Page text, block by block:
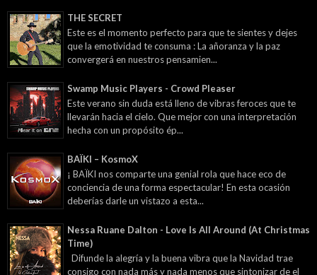
THE SECRET
Este es el momento perfecto para que te sientes y dejes
que la emotividad te consuma : La añoranza y la paz
convergerá en nuestros pensamien...
Swamp Music Players - Crowd Pleaser
Este verano sin duda está lleno de vibras feroces que te
llevarán hacia el cielo. Que mejor con una interpretación
hecha con un propósito ép...
BAÏKI – KosmoX
¡ BAÏKI nos comparte una genial rola que hace eco de
conciencia de una forma espectacular! En esta ocasión
deberías darle un vistazo a esta...
Nessa Ruane Dalton - Love Is All Around (At Christmas
Time)
Difunde la alegría y la buena vibra que la Navidad trae
consigo con nada más y nada menos que sintonizar de el